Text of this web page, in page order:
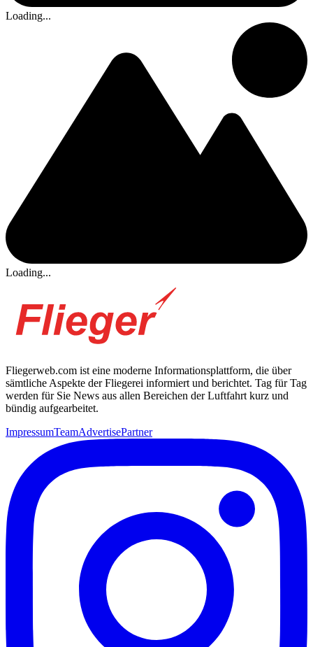
Loading...
Loading...
Fliegerweb.com ist eine moderne Informationsplattform, die über
sämtliche Aspekte der Fliegerei informiert und berichtet. Tag für Tag
werden für Sie News aus allen Bereichen der Luftfahrt kurz und
bündig aufgearbeitet.
ImpressumTeamAdvertisePartner